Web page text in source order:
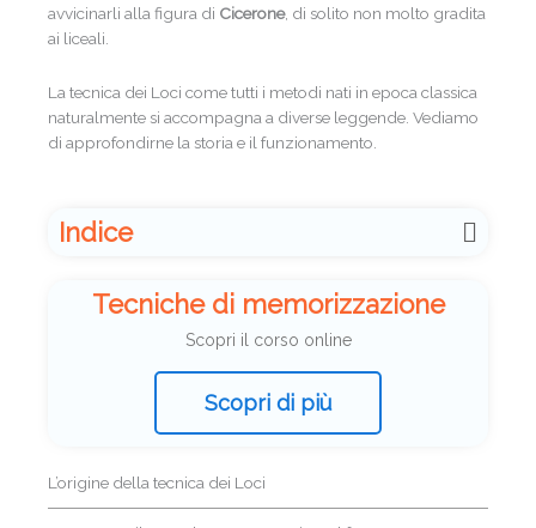
avvicinarli alla figura di Cicerone, di solito non molto gradita
ai liceali.
La tecnica dei Loci come tutti i metodi nati in epoca classica
naturalmente si accompagna a diverse leggende. Vediamo
di approfondirne la storia e il funzionamento.
Indice
Tecniche di memorizzazione
Scopri il corso online
Scopri di più
L’origine della tecnica dei Loci